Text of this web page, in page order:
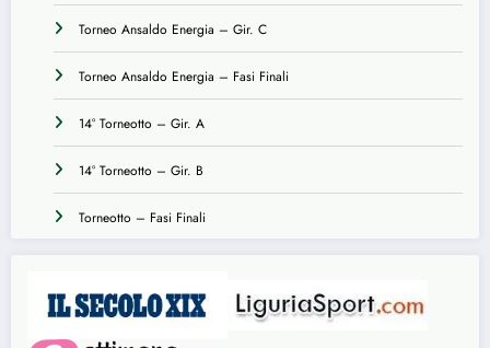
Torneo Ansaldo Energia – Gir. C
Torneo Ansaldo Energia – Fasi Finali
14° Torneotto – Gir. A
14° Torneotto – Gir. B
Torneotto – Fasi Finali